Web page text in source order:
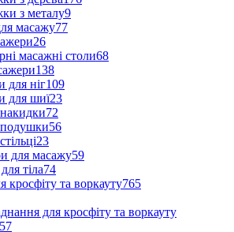
з металу9
масажу77
26
масажні столи68
138
для ніг109
для шиї23
72
56
23
для масажу59
тіла74
кросфіту та воркауту765
для кросфіту та воркауту
57